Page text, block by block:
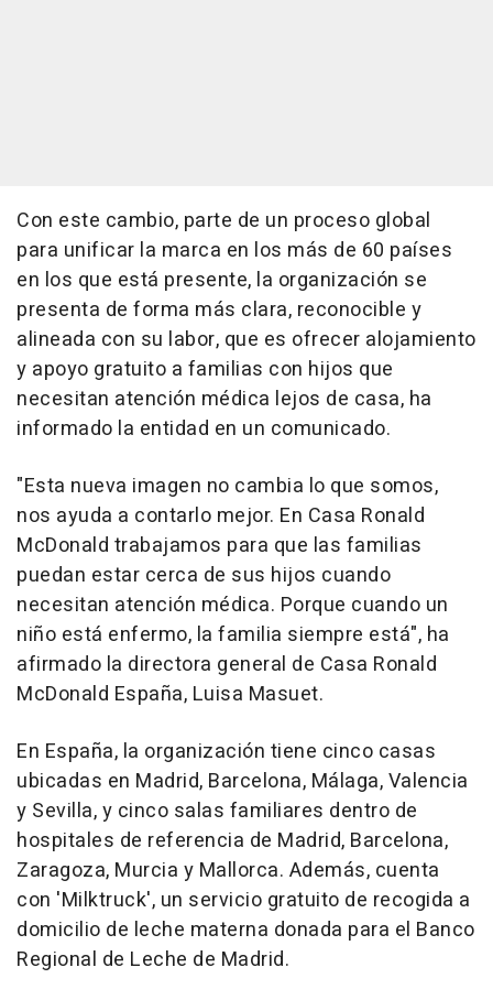
Con este cambio, parte de un proceso global
para unificar la marca en los más de 60 países
en los que está presente, la organización se
presenta de forma más clara, reconocible y
alineada con su labor, que es ofrecer alojamiento
y apoyo gratuito a familias con hijos que
necesitan atención médica lejos de casa, ha
informado la entidad en un comunicado.
"Esta nueva imagen no cambia lo que somos,
nos ayuda a contarlo mejor. En Casa Ronald
McDonald trabajamos para que las familias
puedan estar cerca de sus hijos cuando
necesitan atención médica. Porque cuando un
niño está enfermo, la familia siempre está", ha
afirmado la directora general de Casa Ronald
McDonald España, Luisa Masuet.
En España, la organización tiene cinco casas
ubicadas en Madrid, Barcelona, Málaga, Valencia
y Sevilla, y cinco salas familiares dentro de
hospitales de referencia de Madrid, Barcelona,
Zaragoza, Murcia y Mallorca. Además, cuenta
con 'Milktruck', un servicio gratuito de recogida a
domicilio de leche materna donada para el Banco
Regional de Leche de Madrid.